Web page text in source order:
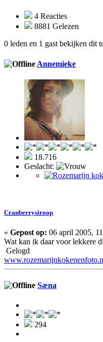
4 Reacties
8881 Gelezen
0 leden en 1 gast bekijken dit
Annemieke
18.716
Geslacht:
Cranberrysiroop
« Gepost op: 06 april 2005,
Wat kan ik daar voor lekkere
Gelogd
Sæna
294